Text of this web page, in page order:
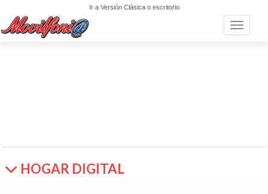
Ir a Versión Clásica o escritorio
Toggle
HOGAR DIGITAL